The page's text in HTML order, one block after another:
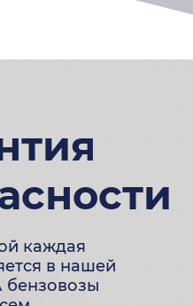
каждая
в нашей
бензовозы